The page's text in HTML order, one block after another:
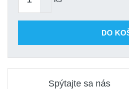
96,23 €Kód produktu: variant|S-
DO
Spýtajte sa nás